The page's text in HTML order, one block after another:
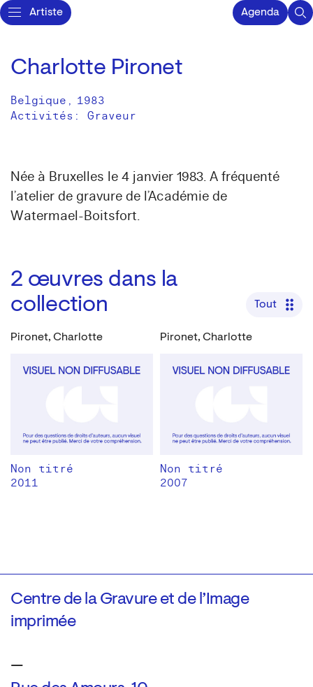
Artiste Agenda
Charlotte Pironet
Belgique , 1983
Activités: Graveur
Née à Bruxelles le 4 janvier 1983. A fréquenté
l’atelier de gravure de l’Académie de
Watermael-Boitsfort.
2 œuvres dans la
collection
Tout
Pironet, Charlotte
Non titré
2011
Pironet, Charlotte
Non titré
2007
Centre de la Gravure et de l’Image
imprimée
—